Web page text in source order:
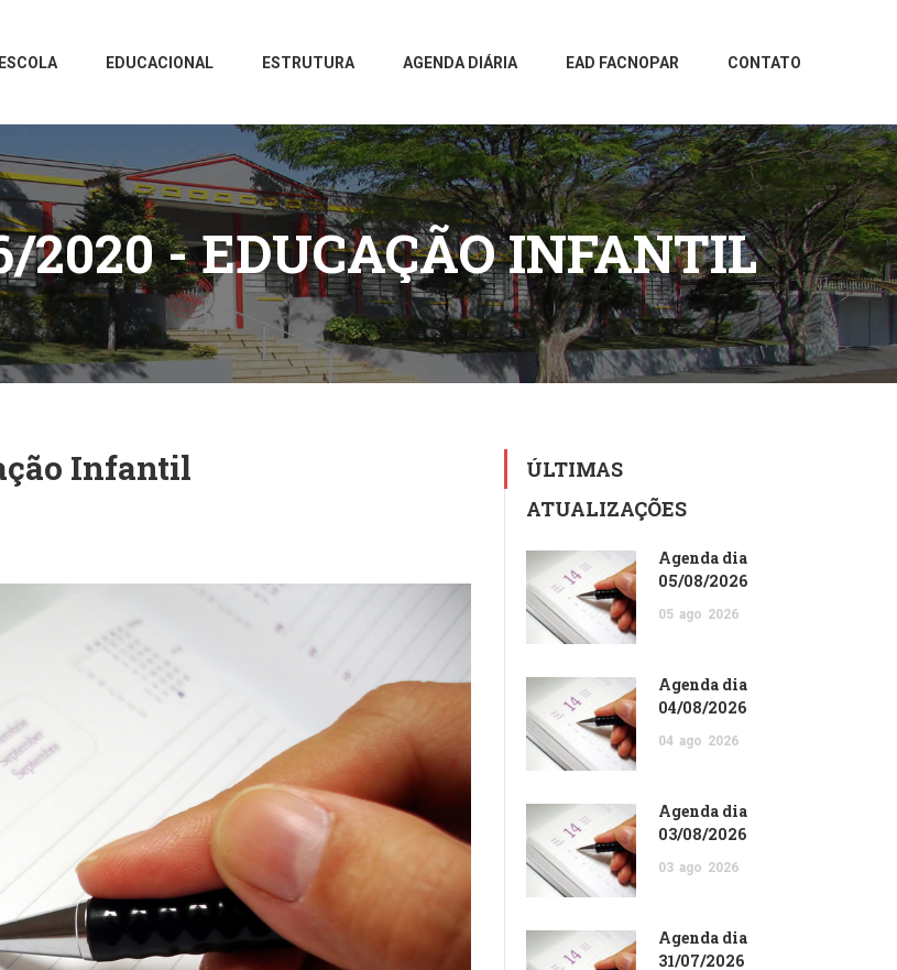
EDUCACIONAL ESTRUTURA AGENDA DIÁRIA EAD FACNOPAR CONTATO
2020 - EDUCAÇÃO INFANTIL
Infantil
ÚLTIMAS
ATUALIZAÇÕES
Agenda dia
05/08/2026
05 ago 2026
Agenda dia
04/08/2026
04 ago 2026
Agenda dia
03/08/2026
03 ago 2026
Agenda dia
31/07/2026